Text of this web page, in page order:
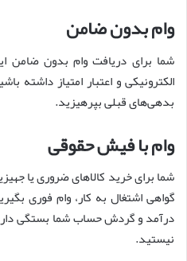
وام بدون ضامن
شما برای دریافت وام بدون ضامن
الکترونیکی و اعتبار امتیاز داشته
بدهی‌های قبلی بپرهیزید.
وام با فیش حقوقی
شما برای خرید کالاهای ضروری یا
گواهی اشتغال به کار، وام فوری
درآمد و گردش حساب شما بستگی
نیستید.